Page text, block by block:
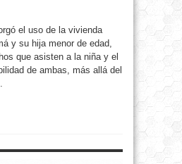
el uso de la vivienda
y su hija menor de edad,
que asisten a la niña y el
de ambas, más allá del